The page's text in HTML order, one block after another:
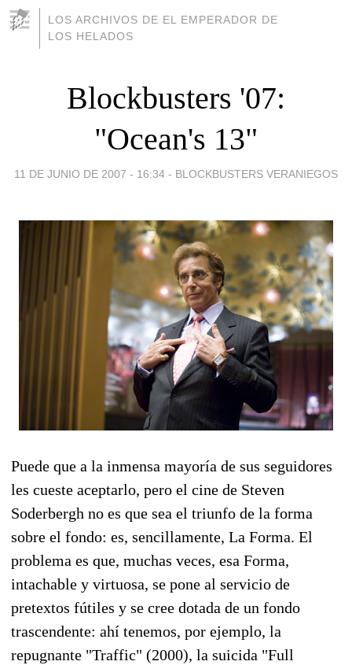
LOS ARCHIVOS DE EL EMPERADOR DE
LOS HELADOS
Blockbusters '07:
"Ocean's 13"
11 DE JUNIO DE 2007 - 16:34 - BLOCKBUSTERS VERANIEGOS
Puede que a la inmensa mayoría de sus seguidores
les cueste aceptarlo, pero el cine de Steven
Soderbergh no es que sea el triunfo de la forma
sobre el fondo: es, sencillamente, La Forma. El
problema es que, muchas veces, esa Forma,
intachable y virtuosa, se pone al servicio de
pretextos fútiles y se cree dotada de un fondo
trascendente: ahí tenemos, por ejemplo, la
repugnante "Traffic" (2000), la suicida "Full